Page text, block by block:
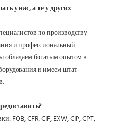
у нас, а не у других
и профессиональный
обладаем богатым опытом в
и имеем штат